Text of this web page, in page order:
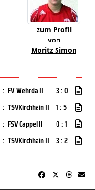
zum Profil
von
Moritz Simon
: FV Wehrda II
3 : 0
: TSVKirchhain II 1 : 5
: FSV Cappel II
0 : 1
: TSVKirchhain II 3 : 2